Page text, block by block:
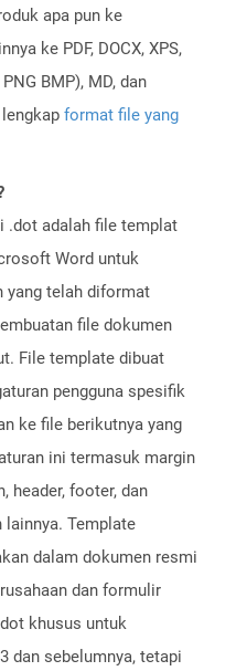
apa pun ke
ke PDF, DOCX, XPS,
BMP), MD, dan
format file yang
.dot adalah file templat
Word untuk
yang telah diformat
file dokumen
File template dibuat
pengguna spesifik
ke file berikutnya yang
ini termasuk margin
header, footer, dan
lainnya. Template
dalam dokumen resmi
dan formulir
khusus untuk
dan sebelumnya, tetapi